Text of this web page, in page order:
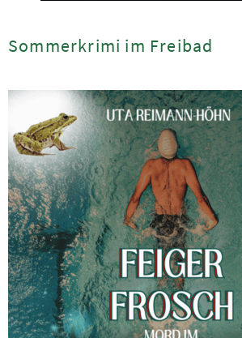
Sommerkrimi im Freibad